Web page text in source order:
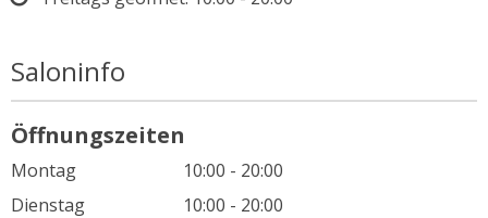
Saloninfo
Öffnungszeiten
Montag
10:00 - 20:00
Dienstag
10:00 - 20:00